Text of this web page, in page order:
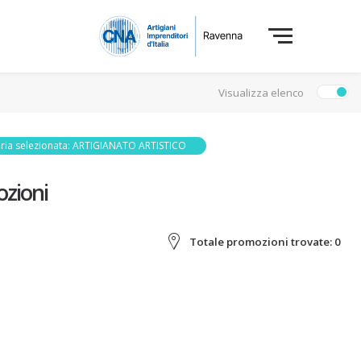
Visualizza elenco
selezionata: ARTIGIANATO ARTISTICO
Totale promozioni trovate: 0